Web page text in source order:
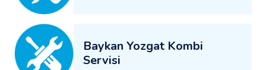
Baykan Yozgat Kombi
Servisi